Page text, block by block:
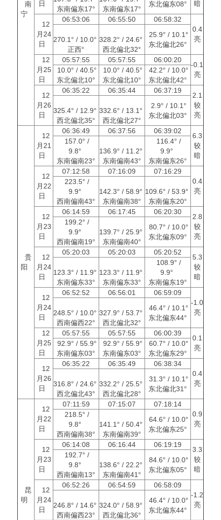
南
宁
日 暗
东南偏东17°
东南偏东17°
东北偏东08°
12
月24
日
06:53:06 06:55:50
06:58:32
0.4
亮
270.1° / 10.0°
正西°
328.2° / 24.6°
西北偏北32°
25.9° / 10.1°
东北偏北26°
12
月25
日
05:57:55 05:57:55 06:00:20
-0.1
亮
10.0° / 40.5°
东北偏北10°
10.0° / 40.5°
东北偏北10°
42.2° / 10.0°
东北偏北42°
12
月26
日
06:35:22 06:35:44 06:37:19
2.1
较
亮
325.4° / 12.9°
西北偏北35°
332.6° / 13.1°
西北偏北27°
2.9° / 10.1°
东北偏北03°
贵
阳
12
月21
日
06:36:49 06:37:56 06:39:02
6.3
较
暗
157.0° /
9.8°
东南偏南23°
136.9° / 11.2°
东南偏南43°
116.4° /
9.9°
东南偏东26°
12
月22
日
07:12:58 07:16:09
07:16:29
0.4
亮
223.5° /
9.9°
西南偏南43°
142.3° / 58.9°
东南偏南38°
109.6° / 53.9°
东南偏东20°
12
月23
日
06:14:59 06:17:45 06:20:30
2.8
较
亮
199.2° /
9.9°
西南偏南19°
139.7° / 25.9°
东南偏南40°
80.7° / 10.0°
东北偏东09°
12
月24
日
05:20:03 05:20:03 05:20:52
5.3
较
暗
123.3° / 11.9°
东南偏东33°
123.3° / 11.9°
东南偏东33°
108.9° /
9.9°
东南偏东19°
12
月24
日
06:52:52 06:56:01
06:59:09
-1.0
亮
248.5° / 10.0°
西南偏西22°
327.9° / 53.7°
西北偏北32°
46.4° / 10.1°
东北偏东44°
12
月25
日
05:57:55 05:57:55 06:00:39
0.1
亮
92.9° / 55.9°
东南偏东03°
92.9° / 55.9°
东南偏东03°
60.7° / 10.0°
东北偏东29°
12
月26
日
06:35:22 06:35:49
06:38:34
0.4
亮
316.8° / 24.6°
西北偏北43°
332.2° / 25.5°
西北偏北28°
31.3° / 10.1°
东北偏北31°
昆
明
12
月22
日
07:11:59 07:15:07
07:18:14
0.9
亮
218.5° /
9.8°
西南偏南38°
141.1° / 50.4°
东南偏南39°
64.6° / 10.0°
东北偏东25°
12
月23
日
06:14:08 06:16:44 06:19:19
3.3
较
暗
192.7° /
9.8°
西南偏南13°
138.6° / 22.2°
东南偏南41°
84.6° / 10.0°
东北偏东05°
12
月24
日
06:52:26 06:54:59
06:58:09
-1.2
亮
246.8° / 14.6°
西南偏西23°
324.0° / 58.9°
西北偏北36°
46.4° / 10.0°
东北偏东44°